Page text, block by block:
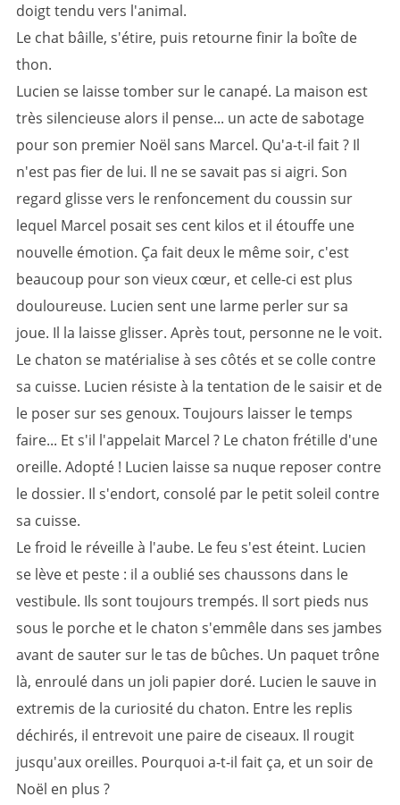
doigt tendu vers l'animal.
Le chat bâille, s'étire, puis retourne finir la boîte de
thon.
Lucien se laisse tomber sur le canapé. La maison est
très silencieuse alors il pense... un acte de sabotage
pour son premier Noël sans Marcel. Qu'a-t-il fait ? Il
n'est pas fier de lui. Il ne se savait pas si aigri. Son
regard glisse vers le renfoncement du coussin sur
lequel Marcel posait ses cent kilos et il étouffe une
nouvelle émotion. Ça fait deux le même soir, c'est
beaucoup pour son vieux cœur, et celle-ci est plus
douloureuse. Lucien sent une larme perler sur sa
joue. Il la laisse glisser. Après tout, personne ne le voit.
Le chaton se matérialise à ses côtés et se colle contre
sa cuisse. Lucien résiste à la tentation de le saisir et de
le poser sur ses genoux. Toujours laisser le temps
faire... Et s'il l'appelait Marcel ? Le chaton frétille d'une
oreille. Adopté ! Lucien laisse sa nuque reposer contre
le dossier. Il s'endort, consolé par le petit soleil contre
sa cuisse.
Le froid le réveille à l'aube. Le feu s'est éteint. Lucien
se lève et peste : il a oublié ses chaussons dans le
vestibule. Ils sont toujours trempés. Il sort pieds nus
sous le porche et le chaton s'emmêle dans ses jambes
avant de sauter sur le tas de bûches. Un paquet trône
là, enroulé dans un joli papier doré. Lucien le sauve in
extremis de la curiosité du chaton. Entre les replis
déchirés, il entrevoit une paire de ciseaux. Il rougit
jusqu'aux oreilles. Pourquoi a-t-il fait ça, et un soir de
Noël en plus ?